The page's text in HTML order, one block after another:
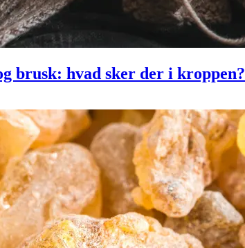
brusk: hvad sker der i kroppen?